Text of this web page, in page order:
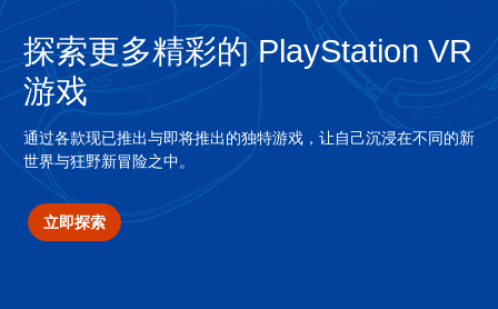
探索更多精彩的 PlayStation VR
游戏
通过各款现已推出与即将推出的独特游戏，让自己沉浸在不同的新
世界与狂野新冒险之中。
立即探索